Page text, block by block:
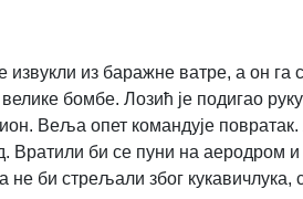
из баражне ватре, а он га
бомбе. Лозић је подигао
Веља опет командује
Вратили би се пуни на аеродром
би стрељали због кукавичлука,